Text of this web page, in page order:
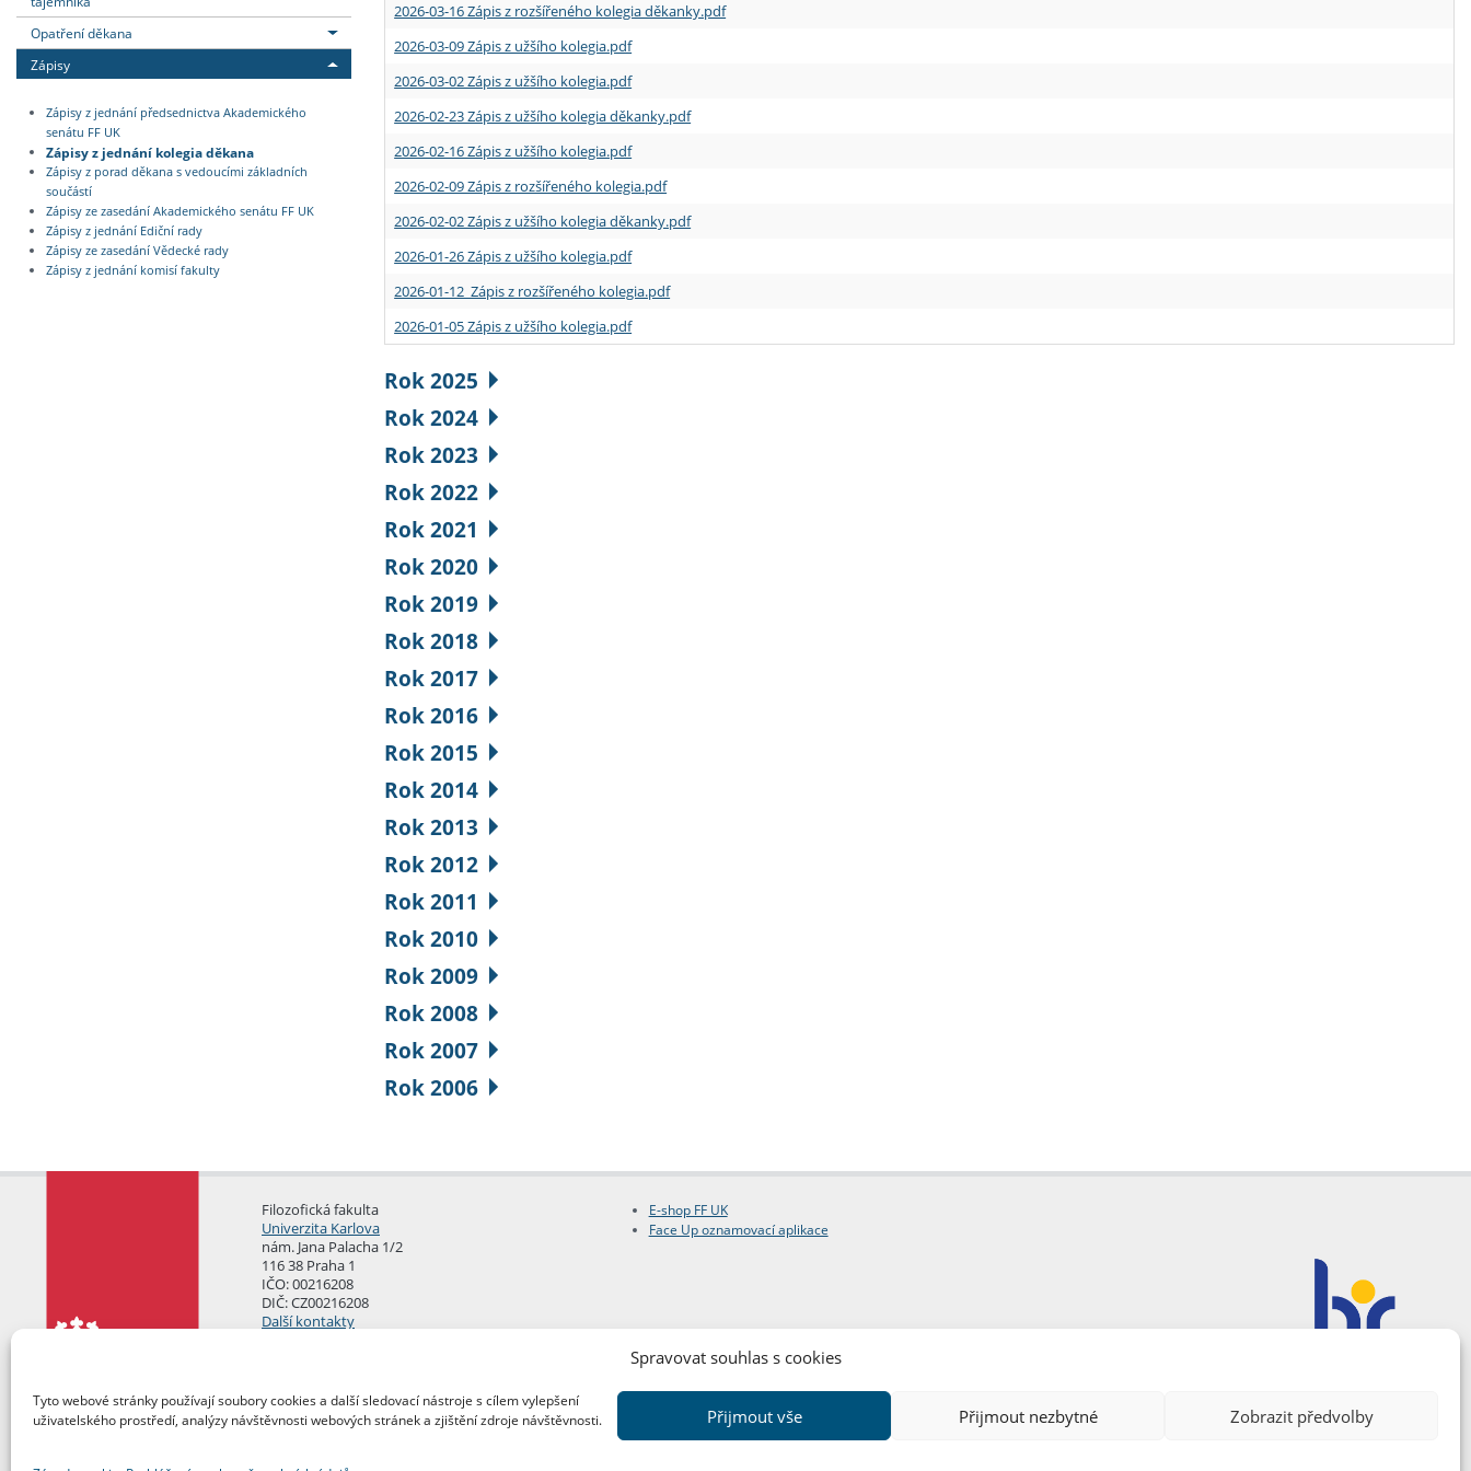
Spravovat souhlas s cookies
Tyto webové stránky používají soubory cookies a další sledovací nástroje s cílem vylepšení
uživatelského prostředí, analýzy návštěvnosti webových stránek a zjištění zdroje návštěvnosti.
Přijmout vše Přijmout nezbytné Zobrazit předvolby
Opatření děkana
Zápisy
Zápisy z jednání předsednictva Akademického
senátu FF UK
Zápisy z jednání kolegia děkana
Zápisy z porad děkana s vedoucími základních
součástí
Zápisy ze zasedání Akademického senátu FF UK
Zápisy z jednání Ediční rady
Zápisy ze zasedání Vědecké rady
Zápisy z jednání komisí fakulty
2026-03-16 Zápis z rozšířeného kolegia děkanky.pdf
2026-03-09 Zápis z užšího kolegia.pdf
2026-03-02 Zápis z užšího kolegia.pdf
2026-02-23 Zápis z užšího kolegia děkanky.pdf
2026-02-16 Zápis z užšího kolegia.pdf
2026-02-09 Zápis z rozšířeného kolegia.pdf
2026-02-02 Zápis z užšího kolegia děkanky.pdf
2026-01-26 Zápis z užšího kolegia.pdf
2026-01-12 Zápis z rozšířeného kolegia.pdf
2026-01-05 Zápis z užšího kolegia.pdf
Rok 2025
Rok 2024
Rok 2023
Rok 2022
Rok 2021
Rok 2020
Rok 2019
Rok 2018
Rok 2017
Rok 2016
Rok 2015
Rok 2014
Rok 2013
Rok 2012
Rok 2011
Rok 2010
Rok 2009
Rok 2008
Rok 2007
Rok 2006
Filozofická fakulta
Univerzita Karlova
nám. Jana Palacha 1/2
116 38 Praha 1
IČO: 00216208
DIČ: CZ00216208
Další kontakty
E-shop FF UK
Face Up oznamovací aplikace